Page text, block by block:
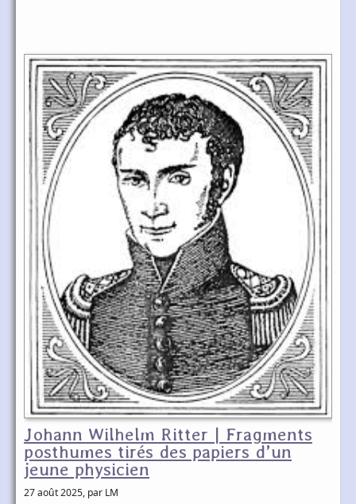
Johann Wilhelm Ritter | Fragments
posthumes tirés des papiers d’un
jeune physicien
27 août 2025, par LM